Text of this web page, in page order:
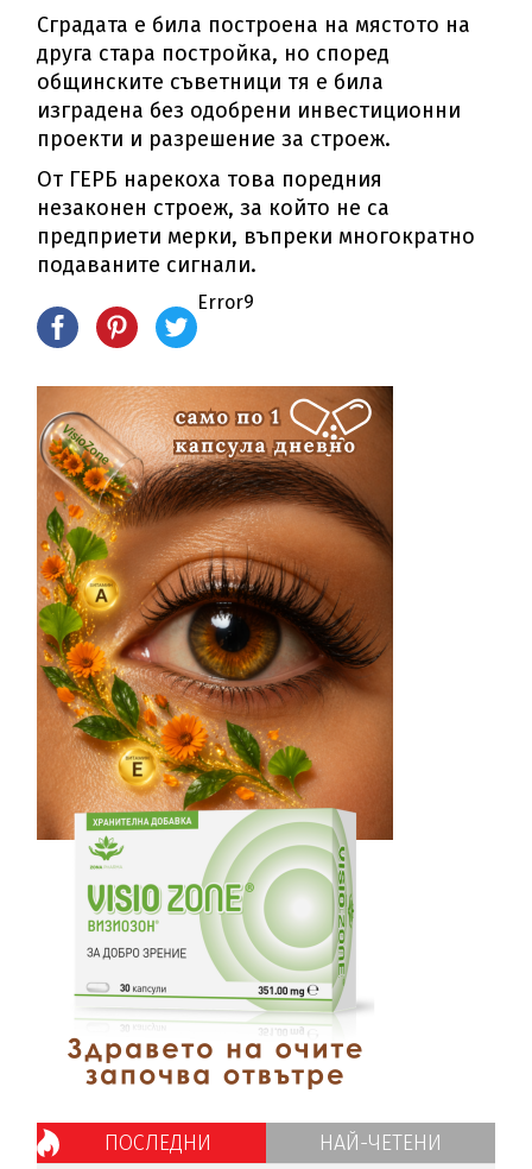
Сградата е била построена на мястото на
друга стара постройка, но според
общинските съветници тя е била
изградена без одобрени инвестиционни
проекти и разрешение за строеж.
От ГЕРБ нарекоха това поредния
незаконен строеж, за който не са
предприети мерки, въпреки многократно
подаваните сигнали.
Error9
ПОСЛЕДНИ НАЙ-ЧЕТЕНИ